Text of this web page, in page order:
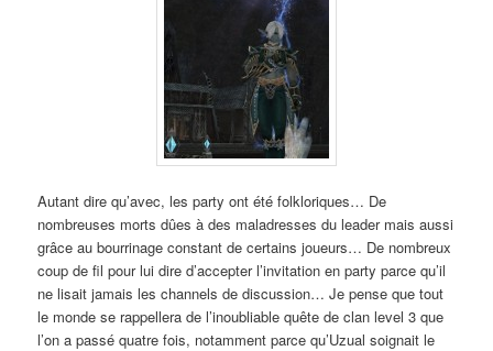
Autant dire qu’avec, les party ont été folkloriques… De
nombreuses morts dûes à des maladresses du leader mais aussi
grâce au bourrinage constant de certains joueurs… De nombreux
coup de fil pour lui dire d’accepter l’invitation en party parce qu’il
ne lisait jamais les channels de discussion… Je pense que tout
le monde se rappellera de l’inoubliable quête de clan level 3 que
l’on a passé quatre fois, notamment parce qu’Uzual soignait le